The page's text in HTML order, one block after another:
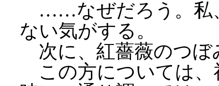
……なぜだろう。私
ない気がする。
次に、紅薔薇のつぼ
この方については、